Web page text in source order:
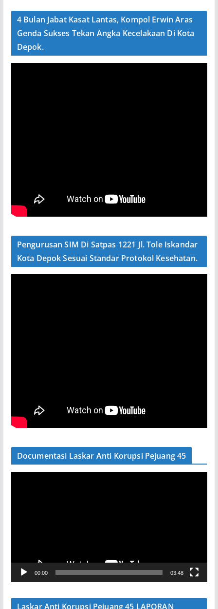
4 Bulan Jabat Kasat Lantas, Kompol Erwin Aras
Genda Sukses Tekan Angka Kecelakaan Di Kota
Depok.
Pengurusan SIM Di Satpas 1221 Jl. Tole Iskandar
Kota Depok Sesuai Standar Protokol Kesehatan.
Documentasi Laskar Anti Korupsi Pejuang 45
V
e
00:00 03:48
Laskar Anti Korupsi Pejuang 45 LAPORAN